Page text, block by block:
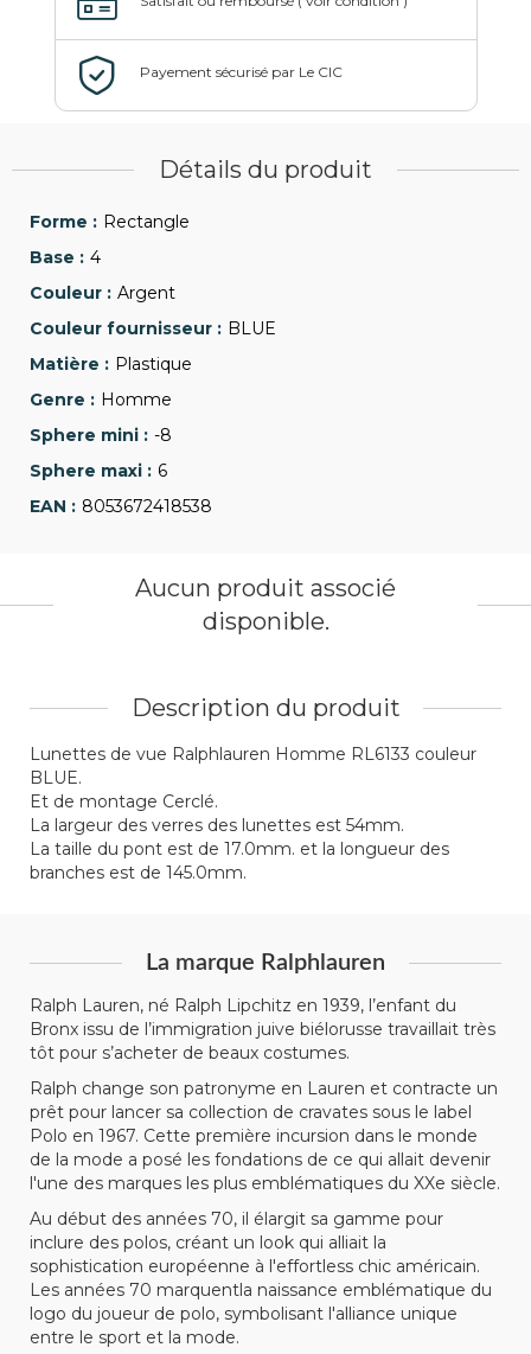
Détails du produit
Rectangle
4
Argent
BLUE
Plastique
Homme
-8
6
8053672418538
Description du produit
Lunettes de vue Ralphlauren Homme RL6133 couleur
BLUE.
Et de montage Cerclé.
La largeur des verres des lunettes est 54mm.
La taille du pont est de 17.0mm. et la longueur des
branches est de 145.0mm.
La marque Ralphlauren
Ralph Lauren, né Ralph Lipchitz en 1939, l’enfant du
Bronx issu de l’immigration juive biélorusse travaillait très
tôt pour s’acheter de beaux costumes.
Ralph change son patronyme en Lauren et contracte un
prêt pour lancer sa collection de cravates sous le label
Polo en 1967. Cette première incursion dans le monde
de la mode a posé les fondations de ce qui allait devenir
l'une des marques les plus emblématiques du XXe siècle.
Au début des années 70, il élargit sa gamme pour
inclure des polos, créant un look qui alliait la
sophistication européenne à l'effortless chic américain.
Les années 70 marquentla naissance emblématique du
logo du joueur de polo, symbolisant l'alliance unique
entre le sport et la mode.
Aucun produit associé
disponible.